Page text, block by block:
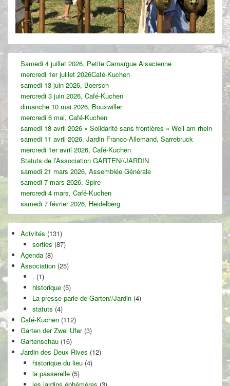
Zone
principale
widget
barre
latérale
Samedi 4 juillet 2026, Petite Camargue Alsacienne
mercredi 1er juillet 2026Café-Kuchen
samedi 13 juin 2026, Boersch
mercredi 3 juin 2026, Café-Kuchen
dimanche 10 mai 2026, Bouxwiller
mercredi 6 mai, Café-Kuchen
samedi 18 avril 2026 « Solidarité sans frontières » Weil am rhein
samedi 11 avril 2026, Jardin Franco-Allemand, Sarrebruck
mercredi 1er avril 2026, Café-Kuchen
Statuts de l’Association GARTEN//JARDIN
samedi 21 mars 2026, Assemblée Générale
samedi 7 mars 2026, Spire
mercredi 4 mars, Café-Kuchen
samedi 7 février 2026, Heidelberg
Actvités (131)
sorties (87)
Agenda (8)
Association (25)
. (1)
historique(5)
La presse parle de Garten//Jardin(4)
statuts (4)
Café-Kuchen (112)
Garten der Zwei Ufer(3)
Gartenschau (16)
Jardin des Deux Rives (12)
historique du lieu(4)
la passerelle(5)